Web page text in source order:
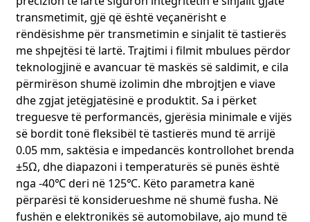
transmetimit, gjë që është veçanërisht e
rëndësishme për transmetimin e sinjalit të tastierës
me shpejtësi të lartë. Trajtimi i filmit mbulues përdor
teknologjinë e avancuar të maskës së saldimit, e cila
përmirëson shumë izolimin dhe mbrojtjen e viave
dhe zgjat jetëgjatësinë e produktit. Sa i përket
treguesve të performancës, gjerësia minimale e vijës
së bordit tonë fleksibël të tastierës mund të arrijë
0.05 mm, saktësia e impedancës kontrollohet brenda
±5Ω, dhe diapazoni i temperaturës së punës është
nga -40℃ deri në 125℃. Këto parametra kanë
përparësi të konsiderueshme në shumë fusha. Në
fushën e elektronikës së automobilave, ajo mund të
kohë reale dhe duke ofruar mbështetje të besueshme të të
dhënave për diagnozën mjekësore. Ne jemi të vetëdijshëm
për përgjegjësinë e madhe në fushën mjekësore. Duke
optimizuar vazhdimisht projektimin dhe prodhimin e FPC-
së, ne ofrojmë një garanci të fortë për zhvillimin inovativ të
pajisjeve elektronike mjekësore dhe jemi të përkushtuar
për të kontribuar në kauzën globale mjekësore.
3. Fusha e Elektronikës Automobilistike: Përshtatja ndaj
Mjediseve të Ashpër dhe Nevojave të Drejtimit të Mençur
Elektronika e automobilave përballet me mjedise të ashpra
pune, siç janë temperatura e lartë, lagështia e lartë dhe
dridhjet. Në të njëjtën kohë, me zhvillimin e drejtimit
inteligjent, vendosen kërkesa më të larta për aftësitë e
transmetimit dhe përpunimit të të dhënave. FPC-ja që